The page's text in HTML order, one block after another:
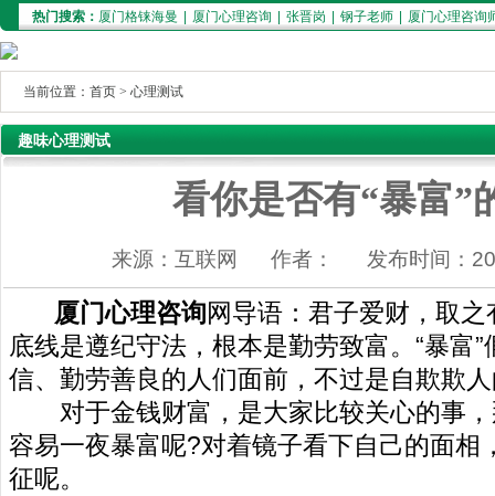
热门搜索： 厦门格铼海曼 厦门心理咨询 张晋岗 钢子老师 厦门心理咨询
当前位置： 首页 > 心理测试
趣味心理测试
看你是否有“暴富”
来源：互联网 作者： 发布时间：
厦门心理咨询网导语：君子爱财，取之
底线是遵纪守法，根本是勤劳致富。“暴富
信、勤劳善良的人们面前，不过是自欺欺
对于金钱财富，是大家比较关心的事，
容易一夜暴富呢?对着镜子看下自己的面相
征呢。